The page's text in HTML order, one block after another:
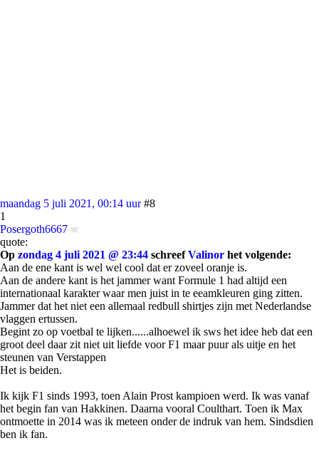
maandag 5 juli 2021, 00:14 uur #8
1
Posergoth6667
quote:
Op zondag 4 juli 2021 @ 23:44 schreefValinor het volgende:
Aan de ene kant is wel wel cool dat er zoveel oranje is.
Aan de andere kant is het jammer want Formule 1 had altijd een
internationaal karakter waar men juist in te eeamkleuren ging zitten.
Jammer dat het niet een allemaal redbull shirtjes zijn met Nederlandse
vlaggen ertussen.
Begint zo op voetbal te lijken......alhoewel ik sws het idee heb dat een
groot deel daar zit niet uit liefde voor F1 maar puur als uitje en het
steunen van Verstappen
Het is beiden.
Ik kijk F1 sinds 1993, toen Alain Prost kampioen werd. Ik was vanaf
het begin fan van Hakkinen. Daarna vooral Coulthart. Toen ik Max
ontmoette in 2014 was ik meteen onder de indruk van hem. Sindsdien
ben ik fan.